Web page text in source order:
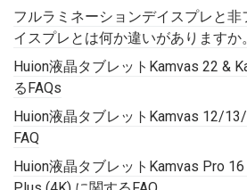
フルラミネーションデイスプレと
イスプレとは何か違いがありますか。
Huion液晶タブレットKamvas 22 &
るFAQs
Huion液晶タブレットKamvas 12/
FAQ
Huion液晶タブレットKamvas Pro